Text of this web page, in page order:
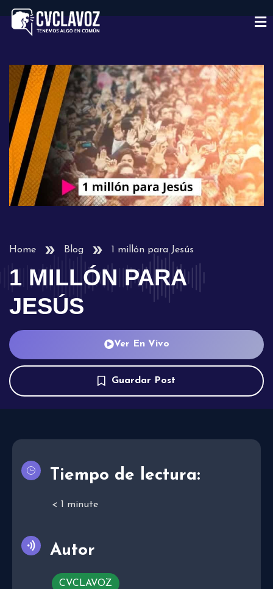
Home Blog 1 millón para Jesús
1 MILLÓN PARA
JESÚS
Ver En Vivo
Guardar Post
Tiempo de lectura:
< 1 minute
Autor
CVCLAVOZ